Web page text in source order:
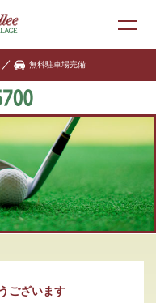
無料駐車場完備
ございます